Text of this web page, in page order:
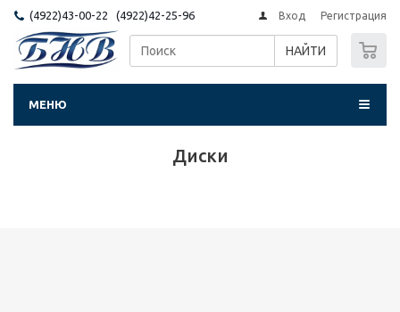
(4922)43-00-22 (4922)42-25-96 Вход Регистрация
НАЙТИ
МЕНЮ
Диски